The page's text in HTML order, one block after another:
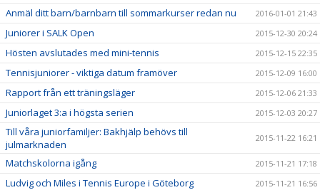
Anmäl ditt barn/barnbarn till sommarkurser redan nu 2016-01-01 21:43
Juniorer i SALK Open 2015-12-30 20:24
Hösten avslutades med mini-tennis 2015-12-15 22:35
Tennisjuniorer - viktiga datum framöver 2015-12-09 16:00
Rapport från ett träningsläger 2015-12-06 21:33
Juniorlaget 3:a i högsta serien 2015-12-03 20:27
Till våra juniorfamiljer: Bakhjälp behövs till
julmarknaden
2015-11-22 16:21
Matchskolorna igång 2015-11-21 17:18
Ludvig och Miles i Tennis Europe i Göteborg 2015-11-21 16:56